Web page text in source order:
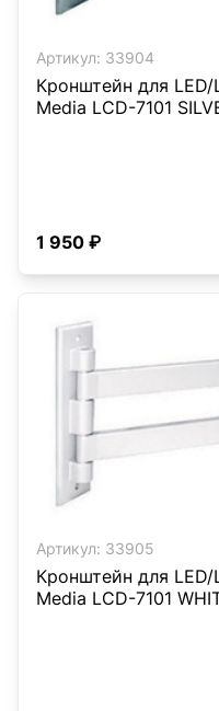
Артикул: 33904
Кронштейн для LED/
Media LCD-7101
1 950 ₽
Артикул: 33905
Кронштейн для LED/
Media LCD-7101